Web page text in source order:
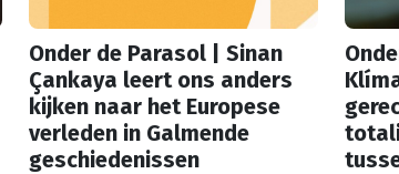
Onder de Parasol | Sinan
Çankaya leert ons anders
kijken naar het Europese
verleden in Galmende
geschiedenissen